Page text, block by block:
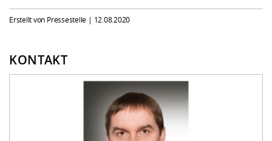
Erstellt von Pressestelle | 12.08.2020
KONTAKT